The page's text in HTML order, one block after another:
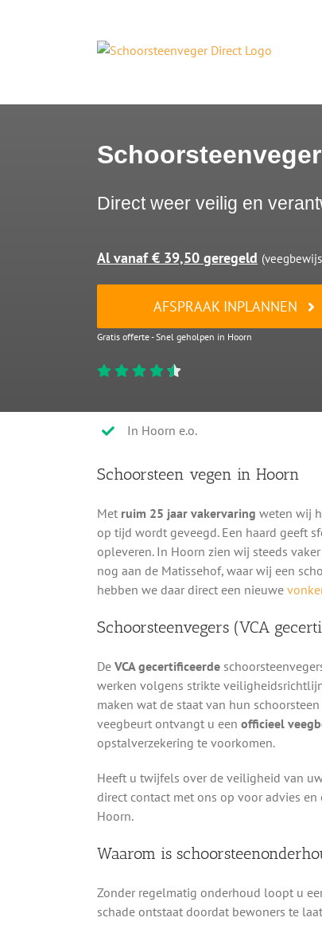
Direct weer veilig en
Al vanaf € 39,50 geregeld
AFSPRAAK INPLANNEN
Gratis offerte - Snel geholpen in Hoorn
In Hoorn e.o.
Schoorsteen vegen in Hoorn
Met ruim 25 jaar vakervaring weten wij
op tijd wordt geveegd. Een haard geeft
opleveren. In Hoorn zien wij steeds
nog aan de Matissehof, waar wij een
hebben we daar direct een nieuwe
Schoorsteenvegers (VCA
De VCA gecertificeerde
werken volgens strikte
maken wat de staat van hun
veegbeurt ontvangt u een officieel
opstalverzekering te voorkomen.
Heeft u twijfels over de veiligheid van
direct contact met ons op voor advies
Hoorn.
Waarom is
Zonder regelmatig onderhoud loopt u
schade ontstaat doordat bewoners te